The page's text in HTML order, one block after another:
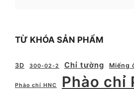
TỪ KHÓA SẢN PHẨM
3D 300-02-2 Chỉ tường Miếng
Phào chỉ HNC Phào chỉ